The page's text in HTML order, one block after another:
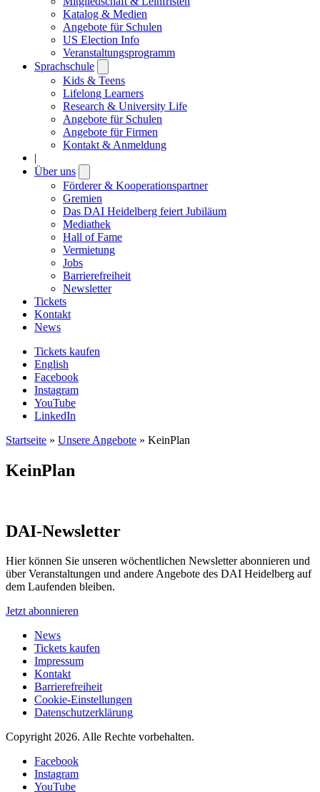
Katalog & Medien
Angebote für Schulen
US Election Info
Veranstaltungsprogramm
Sprachschule
submenu
Kids & Teens
Lifelong Learners
Research & University Life
Angebote für Schulen
Angebote für Firmen
Kontakt & Anmeldung
|
Über uns
submenu
Förderer & Kooperationspartner
Gremien
Das DAI Heidelberg feiert Jubiläum
Mediathek
Hall of Fame
Vermietung
Jobs
Barrierefreiheit
Newsletter
Tickets
Kontakt
News
Tickets kaufen
English
Facebook
Instagram
YouTube
LinkedIn
Startseite » Unsere Angebote » KeinPlan
KeinPlan
DAI-Newsletter
Hier können Sie unseren wöchentlichen Newsletter abonnieren und
über Veranstaltungen und andere Angebote des DAI Heidelberg auf
dem Laufenden bleiben.
Jetzt abonnieren
News
Tickets kaufen
Impressum
Kontakt
Barrierefreiheit
Cookie-Einstellungen
Datenschutzerklärung
Copyright 2026. Alle Rechte vorbehalten.
Facebook
Instagram
YouTube